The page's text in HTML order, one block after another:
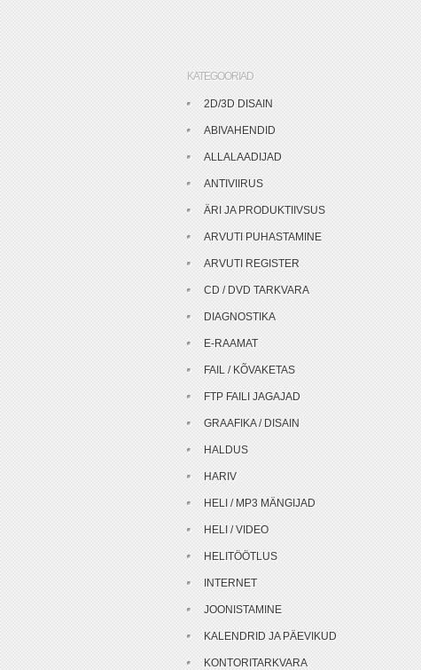
KATEGOORIAD
2D/3D DISAIN
ABIVAHENDID
ALLALAADIJAD
ANTIVIIRUS
ÄRI JA PRODUKTIIVSUS
ARVUTI PUHASTAMINE
ARVUTI REGISTER
CD / DVD TARKVARA
DIAGNOSTIKA
E-RAAMAT
FAIL / KÕVAKETAS
FTP FAILI JAGAJAD
GRAAFIKA / DISAIN
HALDUS
HARIV
HELI / MP3 MÄNGIJAD
HELI / VIDEO
HELITÖÖTLUS
INTERNET
JOONISTAMINE
KALENDRID JA PÄEVIKUD
KONTORITARKVARA